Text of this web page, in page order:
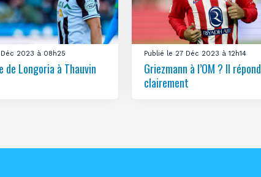
2023 à 08h25
de Longoria à Thauvin
Publié le 27 Déc 2023 à 12h14
Griezmann à l’OM ? Il répond
clairement